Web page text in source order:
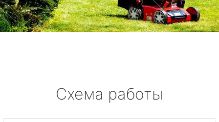
Схема работы